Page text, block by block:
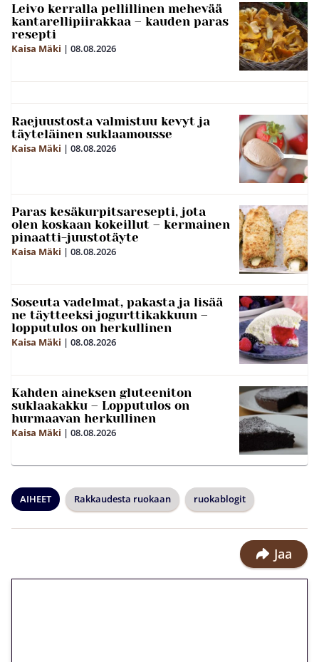
Leivo kerralla pellillinen mehevää
kantarellipiirakkaa – kauden paras
resepti
Kaisa Mäki | 08.08.2026
Raejuustosta valmistuu kevyt ja
täyteläinen suklaamousse
Kaisa Mäki | 08.08.2026
Paras kesäkurpitsaresepti, jota
olen koskaan kokeillut – kermainen
pinaatti-juustotäyte
Kaisa Mäki | 08.08.2026
Soseuta vadelmat, pakasta ja lisää
ne täytteeksi jogurttikakkuun –
lopputulos on herkullinen
Kaisa Mäki | 08.08.2026
Kahden aineksen gluteeniton
suklaakakku – Lopputulos on
hurmaavan herkullinen
Kaisa Mäki | 08.08.2026
AIHEET Rakkaudesta ruokaan ruokablogit
Jaa